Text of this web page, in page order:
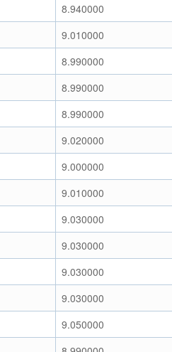
8.940000
9.010000
8.990000
8.990000
8.990000
9.020000
9.000000
9.010000
9.030000
9.030000
9.030000
9.030000
9.050000